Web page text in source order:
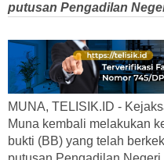
putusan Pengadilan
MUNA, TELISIK.ID -
Muna kembali melakukan
bukti (BB) yang telah